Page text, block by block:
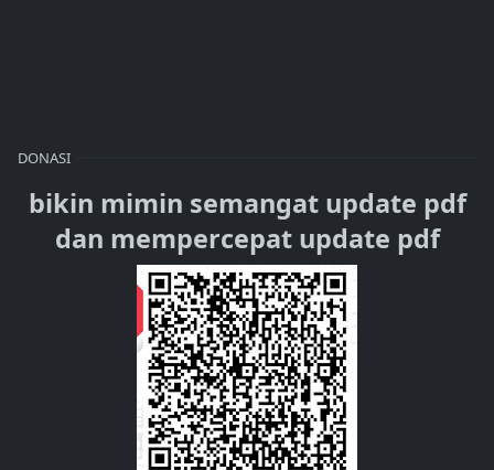
DONASI
bikin mimin semangat update pdf
dan mempercepat update pdf